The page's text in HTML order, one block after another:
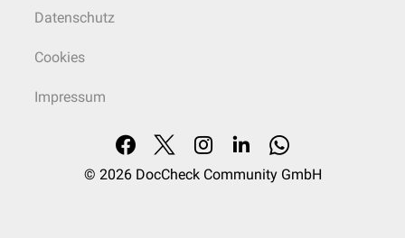
Datenschutz
Cookies
Impressum
© 2026 DocCheck Community GmbH